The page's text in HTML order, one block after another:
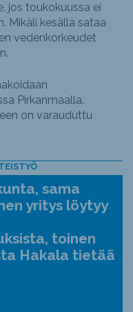
jos toukokuussa ei
Mikäli kesällä sataa
vedenkorkeudet
Pirkanmaalla.
on varauduttu
sama
yritys löytyy
toinen
Hakala tietää